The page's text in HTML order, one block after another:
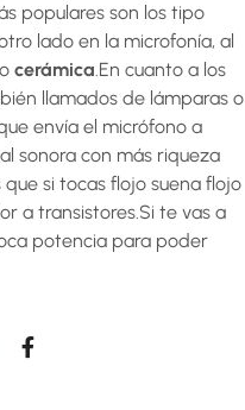
populares son los tipo
lado en la microfonía, al
o cerámica.En cuanto a los
llamados de lámparas o
envía el micrófono a
sonora con más riqueza
si tocas flojo suena flojo
a transistores.Si te vas a
potencia para poder